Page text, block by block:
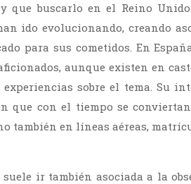
que buscarlo en el Reino
ido evolucionando, creando
para sus cometidos. En
aunque existen en
sobre el tema. Su
que con el tiempo se
también en líneas aéreas,
ir también asociada a la